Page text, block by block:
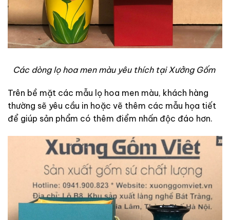
Các dòng lọ hoa men màu yêu thích tại Xưởng Gốm
Trên bề mặt các mẫu lọ hoa men màu, khách hàng
thường sẽ yêu cầu in hoặc vẽ thêm các mẫu họa tiết
để giúp sản phẩm có thêm điểm nhấn độc đáo hơn.